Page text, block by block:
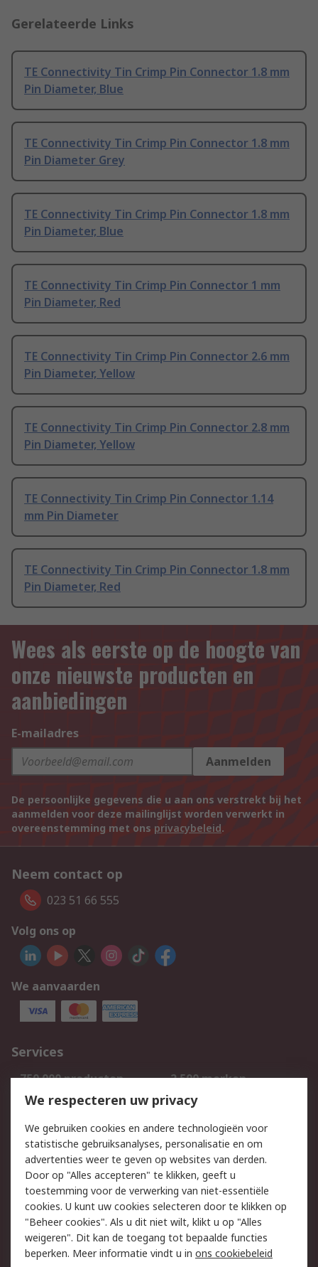
Gerelateerde Links
TE Connectivity Tin Crimp Pin Connector 1.8 mm
Pin Diameter, Blue
TE Connectivity Tin Crimp Pin Connector 1.8 mm
Pin Diameter Grey
TE Connectivity Tin Crimp Pin Connector 1.8 mm
Pin Diameter, Blue
TE Connectivity Tin Crimp Pin Connector 1 mm
Pin Diameter, Red
TE Connectivity Tin Crimp Pin Connector 2.6 mm
Pin Diameter, Yellow
TE Connectivity Tin Crimp Pin Connector 2.8 mm
Pin Diameter, Yellow
TE Connectivity Tin Crimp Pin Connector 1.14
mm Pin Diameter
TE Connectivity Tin Crimp Pin Connector 1.8 mm
Pin Diameter, Red
Wees als eerste op de hoogte van
onze nieuwste producten en
aanbiedingen
E-mailadres
Aanmelden
De persoonlijke gegevens die u aan ons verstrekt bij het
aanmelden voor deze mailinglijst worden verwerkt in
overeenstemming met ons privacybeleid.
Neem contact op
023 51 66 555
Volg ons op
We aanvaarden
Services
750.000 producten
2.500 merken
Bestellen
Inkoopoplossingen
Track & Trace
Wettelijk
Cookiebeleid
Email veiligheid
Privacybeleid
Websitevoorwaarden
Algemene
verkoopvoorwaarden
We respecteren uw privacy
We gebruiken cookies en andere technologieën voor
statistische gebruiksanalyses, personalisatie en om
advertenties weer te geven op websites van derden.
Door op "Alles accepteren" te klikken, geeft u
toestemming voor de verwerking van niet-essentiële
cookies. U kunt uw cookies selecteren door te klikken op
"Beheer cookies". Als u dit niet wilt, klikt u op "Alles
weigeren". Dit kan de toegang tot bepaalde functies
beperken. Meer informatie vindt u in ons cookiebeleid